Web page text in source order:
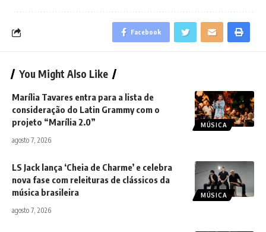
Facebook
You Might Also Like
MÚSICA
Marília Tavares entra para a lista de
consideração do Latin Grammy com o
projeto “Marília 2.0”
agosto 7, 2026
MÚSICA
LS Jack lança ‘Cheia de Charme’ e celebra
nova fase com releituras de clássicos da
música brasileira
agosto 7, 2026